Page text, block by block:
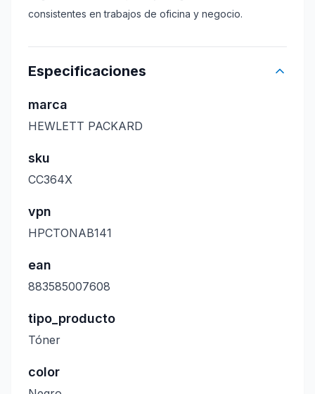
consistentes en trabajos de oficina y negocio.
Especificaciones
marca
HEWLETT PACKARD
sku
CC364X
vpn
HPCTONAB141
ean
883585007608
tipo_producto
Tóner
color